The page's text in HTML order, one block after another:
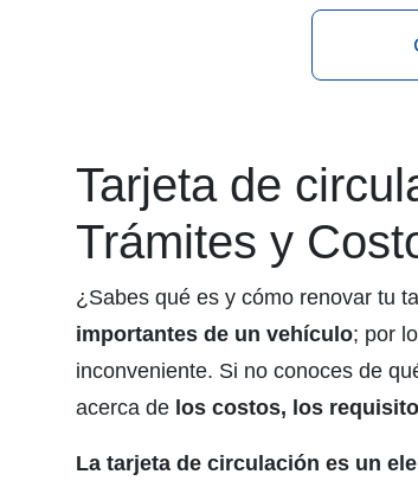
Tarjeta de
Trámites y
¿Sabes qué es y cómo renovar tu
importantes de un vehículo; por
inconveniente. Si no conoces de
acerca de los costos, los
La tarjeta de circulación es un